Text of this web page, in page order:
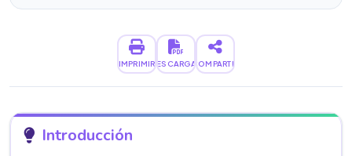
IMPRIMIRDESCARGARCOMPARTIR
Introducción